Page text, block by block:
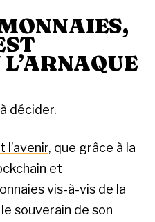
décider.
l’avenir, que grâce à la
et
vis-à-vis de la
souverain de son